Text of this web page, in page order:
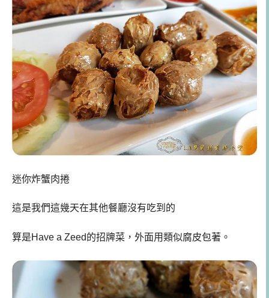
迷你炸蟹肉捲
這是我們這幾天在其他餐廳沒有吃到的
算是Have a Zeed的招牌菜，外面用類似腐皮包著。